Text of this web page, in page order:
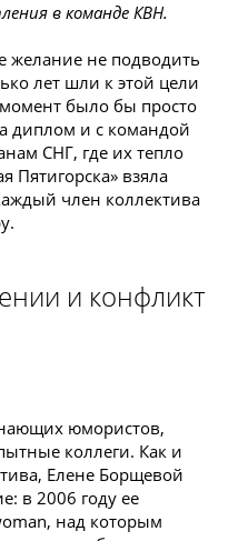
в команде КВН.
желание не подводить
лет шли к этой цели
было бы просто
диплом и с командой
СНГ, где их тепло
Пятигорска» взяла
член коллектива
и конфликт
юмористов,
коллеги. Как и
Елене Борщевой
в 2006 году ее
над которым